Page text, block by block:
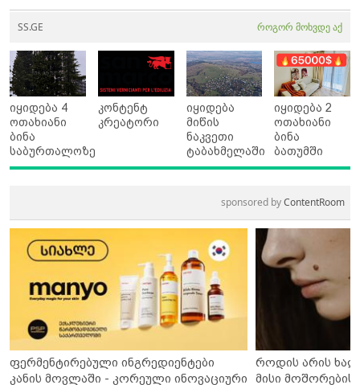
SS.GE როგორ მოხვდე აქ
იყიდება 4
ოთახიანი
ბინა
საბურთალოზე
კონტენტ
კრეატორი
იყიდება
მიწის
ნაკვეთი
ტაბახმელაში
იყიდება 2
ოთახიანი
ბინა
ბათუმში
sponsored byContentRoom
ფერმენტირებული ინგრედიენტები
კანის მოვლაში - კორეული ინოვაციური
როდის არის
მისი მოშორების